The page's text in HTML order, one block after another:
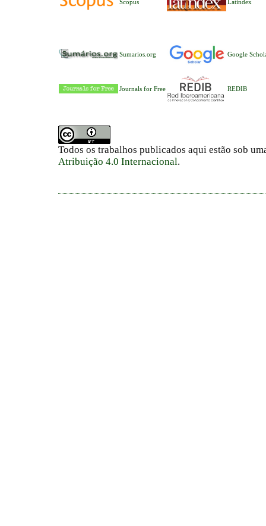
Scopus Latindex
Sumarios.org Google
Journals for Free REDIB
Todos os trabalhos publicados aqui estão sob
Atribuição 4.0 Internacional.